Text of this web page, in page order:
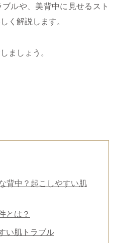
ルや、美背中に見せるスト
く解説します。
ましょう。
背中？起こしやすい肌
とは？
い肌トラブル